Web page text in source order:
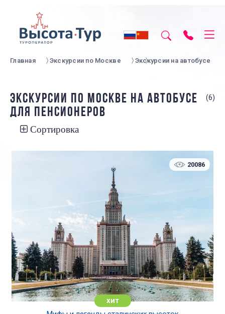
Главная Экскурсии по Москве Экскурсии на автобусе
ЭКСКУРСИИ ПО МОСКВЕ НА АВТОБУСЕ
ДЛЯ ПЕНСИОНЕРОВ
(6)
Сортировка
20086
хит